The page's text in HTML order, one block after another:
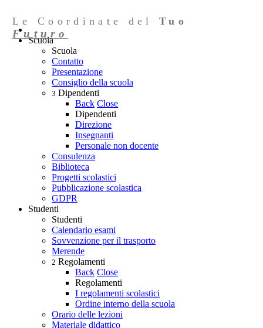
Le Coordinate delTuo
Futuro
Scuola
Scuola
Contatto
Presentazione
Consiglio della scuola
3 Dipendenti
Back Close
Dipendenti
Direzione
Insegnanti
Personale non docente
Consulenza
Biblioteca
Progetti scolastici
Pubblicazione scolastica
GDPR
Studenti
Studenti
Calendario esami
Sovvenzione per il trasporto
Merende
2 Regolamenti
Back Close
Regolamenti
I regolamenti scolastici
Ordine interno della scuola
Orario delle lezioni
Materiale didattico